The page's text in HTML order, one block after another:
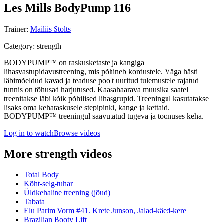
Les Mills BodyPump 116
Trainer: Mailiis Stolts
Category: strength
BODYPUMP™ on raskusketaste ja kangiga
lihasvastupidavustreening, mis põhineb kordustele. Väga hästi
läbimõeldud kavad ja teaduse poolt uuritud tulemustele rajatud
tunnis on tõhusad harjutused. Kaasahaarava muusika saatel
treenitakse läbi kõik põhilised lihasgrupid. Treeningul kasutatakse
lisaks oma keharaskusele stepipinki, kange ja kettaid.
BODYPUMP™ treeningul saavutatud tugeva ja toonuses keha.
Log in to watchBrowse videos
More strength videos
Total Body
Kõht-selg-tuhar
Üldkehaline treening (jõud)
Tabata
Elu Parim Vorm #41. Krete Junson, Jalad-käed-kere
Brazilian Booty Lift